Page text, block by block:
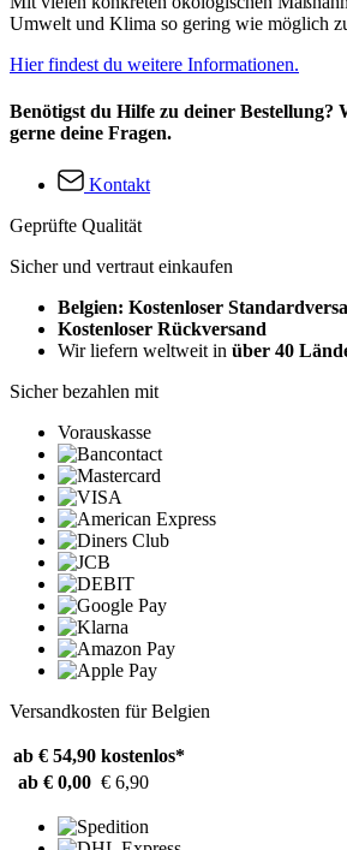
Umwelt und Klima so gering wie möglich
Hier findest du weitere Informationen.
Benötigst du Hilfe zu deiner Bestellung?
gerne deine Fragen.
Kontakt
Geprüfte Qualität
Sicher und vertraut einkaufen
Belgien: Kostenloser
Kostenloser Rückversand
Wir liefern weltweit in über 40
Sicher bezahlen mit
Vorauskasse
Versandkosten für Belgien
ab € 54,90 kostenlos*
ab € 0,00 € 6,90